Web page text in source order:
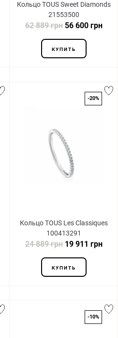
Кольцо TOUS Sweet Diamonds
21553500
62 889 грн56 600 грн
КУПИТЬ
-20%
Кольцо TOUS Les Classiques
100413291
24 889 грн19 911 грн
КУПИТЬ
-10%